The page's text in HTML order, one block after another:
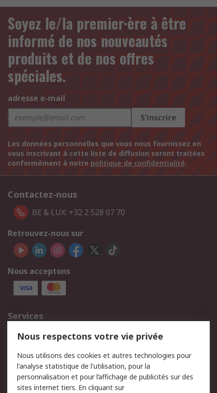
Soyez le/la premier·ère à être
informé de nos nouveautés
produits et de nos offres
spéciales.
adresse e-mail
S'inscrire
Les données personnelles que vous nous fournissez en
vous inscrivant à cette liste de diffusion seront traitées
conformément à notre politique de confidentialité.
Contactez-nous
BE & LUX: +32 2 528 07 70
Retrouvez-nous sur
Nous acceptons
Services
750.000 produits
2.500 marques
Retours
Support technique
Track & trace
Nous respectons votre vie privée
Nous utilisons des cookies et autres technologies pour
l'analyse statistique de l'utilisation, pour la
personnalisation et pour l’affichage de publicités sur des
sites internet tiers. En cliquant sur